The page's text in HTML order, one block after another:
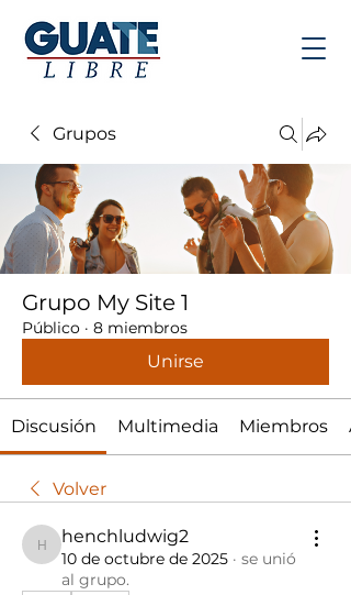
Grupos
Grupo My Site 1
Público · 8 miembros
Unirse
Discusión Multimedia Miembros
Volver
henchludwig2
henchludwig2
10 de octubre de 2025 · se unió
al grupo.